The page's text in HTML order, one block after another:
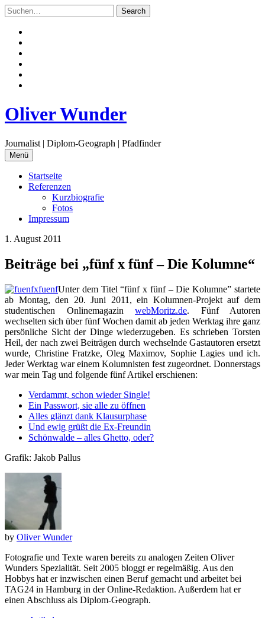
Zum
Inhalt
springen
Oliver Wunder
Journalist | Diplom-Geograph | Pfadfinder
Menü
Startseite
Referenzen
Kurzbiografie
Fotos
Impressum
1. August 2011
Beiträge bei „fünf x fünf – Die Kolumne“
Unter dem Titel “fünf x fünf – Die Kolumne” startete
ab Montag, den 20. Juni 2011, ein Kolumnen-Projekt auf dem
studentischen Onlinemagazin webMoritz.de. Fünf Autoren
wechselten sich über fünf Wochen damit ab jeden Werktag ihre ganz
persönliche Sicht der Dinge wiederzugeben. Es schrieben Torsten
Heil, der nach zwei Beiträgen durch wechselnde Gastautoren ersetzt
wurde, Christine Fratzke, Oleg Maximov, Sophie Lagies und ich.
Jeder Werktag war einem Kolumnisten fest zugeordnet. Donnerstags
war mein Tag und folgende fünf Artikel erschienen:
Verdammt, schon wieder Single!
Ein Passwort, sie alle zu öffnen
Alles glänzt dank Klausurphase
Und ewig grüßt die Ex-Freundin
Schönwalde – alles Ghetto, oder?
Grafik: Jakob Pallus
by Oliver Wunder
Fotografie und Texte waren bereits zu analogen Zeiten Oliver
Wunders Spezialität. Seit 2005 bloggt er regelmäßig. Aus den
Hobbys hat er inzwischen einen Beruf gemacht und arbeitet bei
TAG24 in Hamburg in der Online-Redaktion. Außerdem hat er
einen Abschluss als Diplom-Geograph.